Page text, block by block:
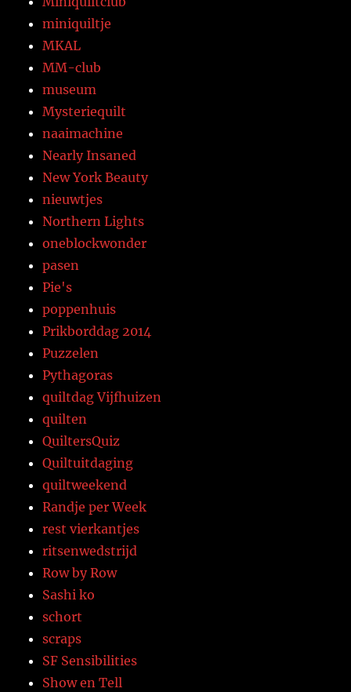
miniquiltje
MKAL
MM-club
museum
Mysteriequilt
naaimachine
Nearly Insaned
New York Beauty
nieuwtjes
Northern Lights
oneblockwonder
pasen
Pie's
poppenhuis
Prikborddag 2014
Puzzelen
Pythagoras
quiltdag Vijfhuizen
quilten
QuiltersQuiz
Quiltuitdaging
quiltweekend
Randje per Week
rest vierkantjes
ritsenwedstrijd
Row by Row
Sashi ko
schort
scraps
SF Sensibilities
Show en Tell